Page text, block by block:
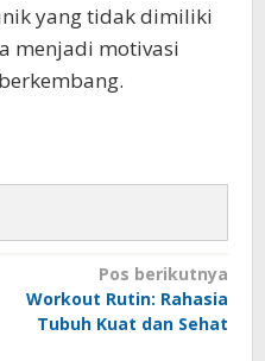
yang tidak dimiliki
menjadi motivasi
Pos berikutnya
Workout Rutin: Rahasia
Tubuh Kuat dan Sehat